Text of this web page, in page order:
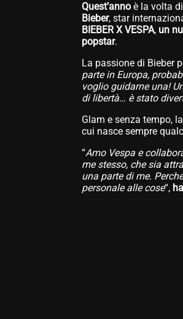
Quest’annoè la volta
Bieber, star
BIEBER X VESPA, un
popstar.
La passione di Bieber
parte in Europa,
voglio guidarne una!
di libertà… è stato
Glam e senza tempo,
cui nasce sempre
“Amo Vespa e
me stesso, che sia
una parte di me.
personale alle cose“,